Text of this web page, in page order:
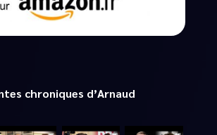
chroniques d’Arnaud